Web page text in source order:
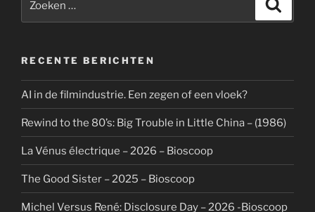
RECENTE BERICHTEN
AI in de filmindustrie. Een zegen of een vloek?
Rewind to the 80’s: Big Trouble in Little China – (1986)
La Vénus électrique – 2026 – Bioscoop
The Good Sister – 2025 – Bioscoop
Michel Versus René: Disclosure Day – 2026 -Bioscoop